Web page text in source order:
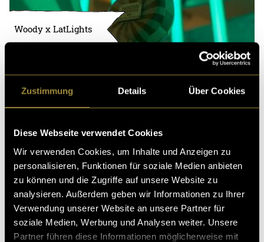
Zustimmung Details Über Cookies
Diese Webseite verwendet Cookies
Wir verwenden Cookies, um Inhalte und Anzeigen zu
personalisieren, Funktionen für soziale Medien anbieten
zu können und die Zugriffe auf unsere Website zu
analysieren. Außerdem geben wir Informationen zu Ihrer
Verwendung unserer Website an unsere Partner für
soziale Medien, Werbung und Analysen weiter. Unsere
Partner führen diese Informationen möglicherweise mit
Woody x LatLights